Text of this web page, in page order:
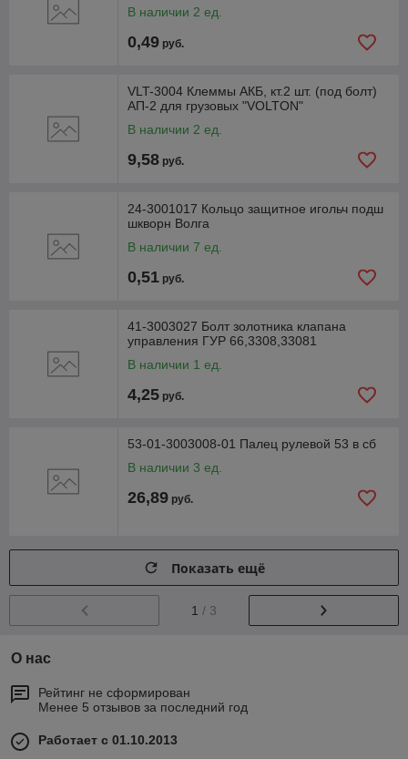
В наличии 2 ед.
0,49 руб.
VLT-3004 Клеммы АКБ, кт.2 шт. (под болт)
АП-2 для грузовых "VOLTON"
В наличии 2 ед.
9,58 руб.
24-3001017 Кольцо защитное игольч подш
шкворн Волга
В наличии 7 ед.
0,51 руб.
41-3003027 Болт золотника клапана
управления ГУР 66,3308,33081
В наличии 1 ед.
4,25 руб.
53-01-3003008-01 Палец рулевой 53 в сб
В наличии 3 ед.
26,89 руб.
Показать ещё
1 / 3
О нас
Рейтинг не сформирован
Менее 5 отзывов за последний год
Работает с 01.10.2013